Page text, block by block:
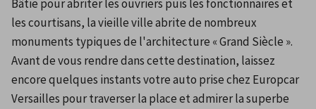
Bâtie pour abriter les ouvriers puis les fonctionnaires et
les courtisans, la vieille ville abrite de nombreux
monuments typiques de l'architecture « Grand Siècle ».
Avant de vous rendre dans cette destination, laissez
encore quelques instants votre auto prise chez Europcar
Versailles pour traverser la place et admirer la superbe